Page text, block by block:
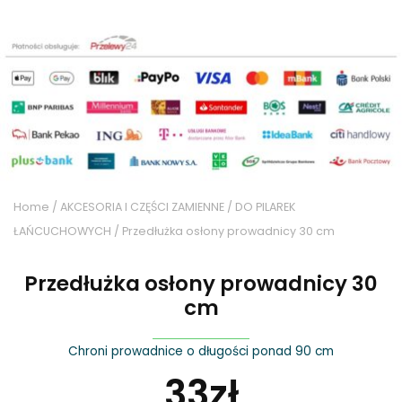
Home / AKCESORIA I CZĘŚCI ZAMIENNE / DO PILAREK
ŁAŃCUCHOWYCH / Przedłużka osłony prowadnicy 30 cm
Przedłużka osłony prowadnicy 30
cm
Chroni prowadnice o długości ponad 90 cm